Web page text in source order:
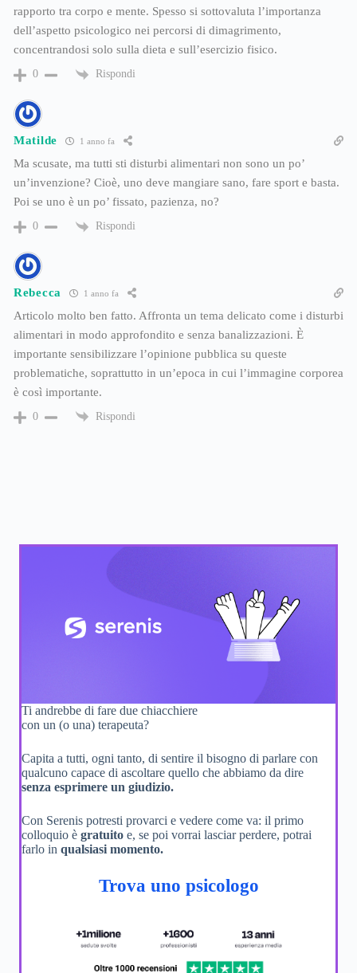
rapporto tra corpo e mente. Spesso si sottovaluta l’importanza
dell’aspetto psicologico nei percorsi di dimagrimento,
concentrandosi solo sulla dieta e sull’esercizio fisico.
0 Rispondi
Matilde 1 anno fa
Ma scusate, ma tutti sti disturbi alimentari non sono un po’
un’invenzione? Cioè, uno deve mangiare sano, fare sport e basta.
Poi se uno è un po’ fissato, pazienza, no?
0 Rispondi
Rebecca 1 anno fa
Articolo molto ben fatto. Affronta un tema delicato come i disturbi
alimentari in modo approfondito e senza banalizzazioni. È
importante sensibilizzare l’opinione pubblica su queste
problematiche, soprattutto in un’epoca in cui l’immagine corporea
è così importante.
0 Rispondi
Ti andrebbe di fare due chiacchiere
con un (o una) terapeuta?
Capita a tutti, ogni tanto, di sentire il bisogno di parlare con
qualcuno capace di ascoltare quello che abbiamo da dire
senza esprimere un giudizio.
Con Serenis potresti provarci e vedere come va: il primo
colloquio è gratuito e, se poi vorrai lasciar perdere, potrai
farlo in qualsiasi momento.
Trova uno psicologo